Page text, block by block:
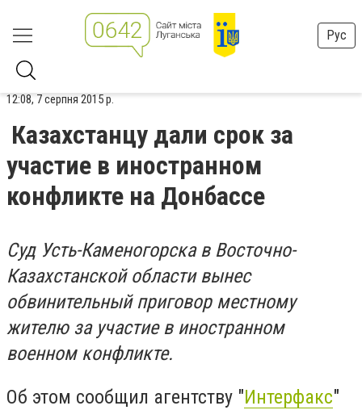
Рус
12:08, 7 серпня 2015 р.
Казахстанцу дали срок за
участие в иностранном
конфликте на Донбассе
Суд Усть-Каменогорска в Восточно-
Казахстанской области вынес
обвинительный приговор местному
жителю за участие в иностранном
военном конфликте.
Об этом сообщил агентству "Интерфакс"